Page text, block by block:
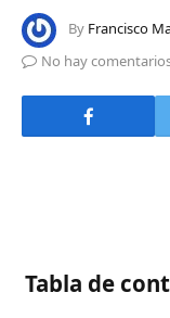
By Francisco
No hay
Tabla de